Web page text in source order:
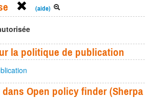
(aide)
la politique de publication
Open policy finder (Sherpa